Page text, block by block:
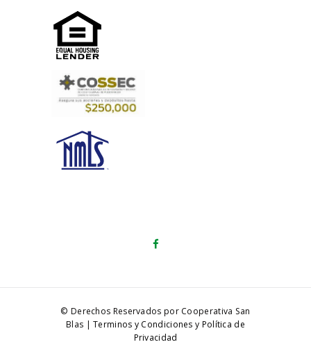
© Derechos Reservados por Cooperativa San
Blas |Terminos y Condiciones y Política de
Privacidad